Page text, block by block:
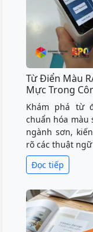
Từ Điển Màu
Mực Trong
Khám phá từ
chuẩn hóa màu
ngành sơn,
rõ các thuật ngữ
Đọc tiếp